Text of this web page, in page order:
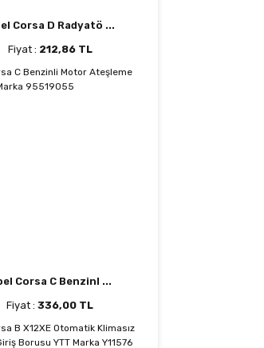
Corsa D Radyatö ...
Fiyat : 212,86 TL
Corsa C Benzinl ...
Fiyat : 336,00 TL